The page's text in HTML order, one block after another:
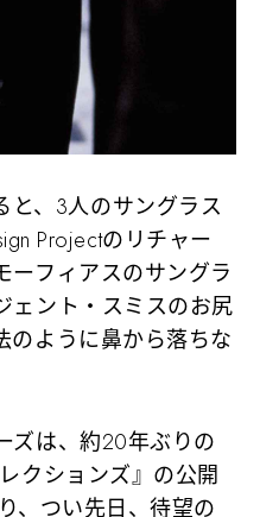
と、3人のサングラス
Projectのリチャー
ーフィアスのサングラ
ェント・スミスのお尻
のように鼻から落ちな
ズは、約20年ぶりの
クションズ』の公開
、つい先日、待望の